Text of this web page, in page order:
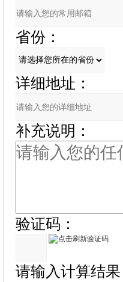
省份：
详细地址：
补充说明：
验证码：
请输入计算结果